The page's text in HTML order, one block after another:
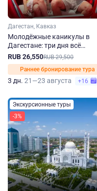
Дагестан, Кавказ
Молодёжные каникулы в
Дагестане: три дня всё
включено
RUB 26,550RUB 29,500
Раннее бронирование тура
3 дн. 21—23 августа +16
Экскурсионные туры
-3%